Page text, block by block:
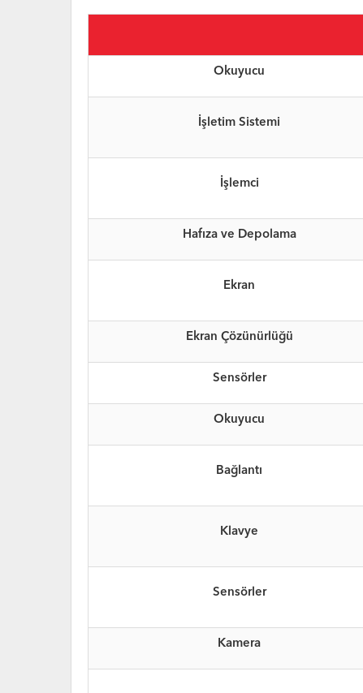
Okuyucu
İşletim Sistemi
İşlemci
Hafıza ve Depolama
Ekran
Ekran Çözünürlüğü
Sensörler
Okuyucu
Bağlantı
Klavye
Sensörler
Kamera